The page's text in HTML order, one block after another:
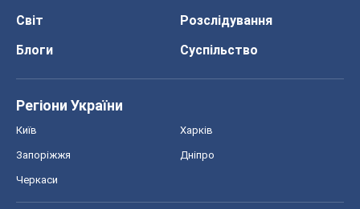
Світ
Розслідування
Блоги
Суспільство
Регіони України
Київ Харків
Запоріжжя Дніпро
Черкаси